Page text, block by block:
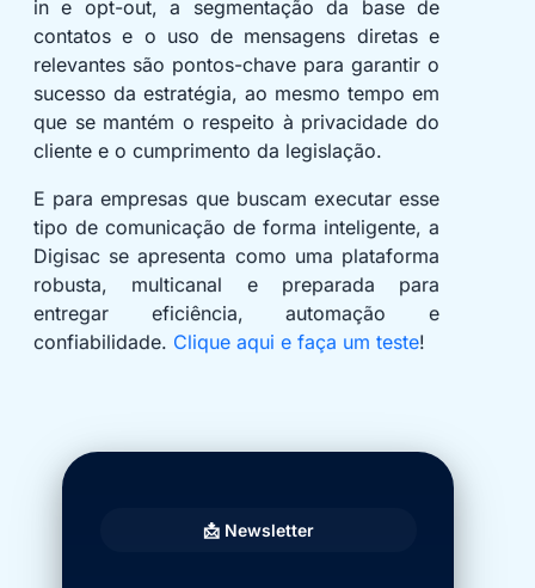
in e opt-out, a segmentação da base de
contatos e o uso de mensagens diretas e
relevantes são pontos-chave para garantir o
sucesso da estratégia, ao mesmo tempo em
que se mantém o respeito à privacidade do
cliente e o cumprimento da legislação.
E para empresas que buscam executar esse
tipo de comunicação de forma inteligente, a
Digisac se apresenta como uma plataforma
robusta, multicanal e preparada para
entregar eficiência, automação e
confiabilidade. Clique aqui e faça um teste!
📩 Newsletter